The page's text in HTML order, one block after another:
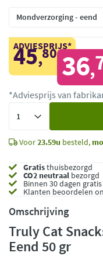
ADVIESPRIJS*
45,80 36,
*Adviesprijs van
Voor23.59u besteld,
Gratisthuisbezorgd
CO2 neutraal bezorgd
Binnen 30 dagen
Klanten beoordelen
Omschrijving
Truly Cat
Eend 50 gr